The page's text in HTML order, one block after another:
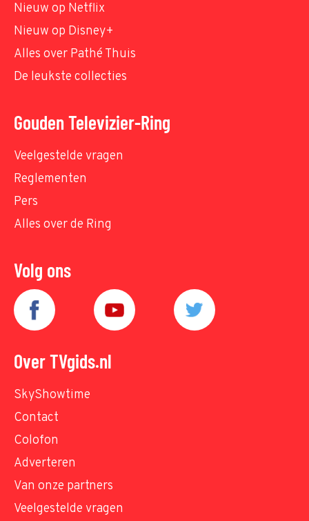
Nieuw op Netflix
Nieuw op Disney+
Alles over Pathé Thuis
De leukste collecties
Gouden Televizier-Ring
Veelgestelde vragen
Reglementen
Pers
Alles over de Ring
Volg ons
Over TVgids.nl
SkyShowtime
Contact
Colofon
Adverteren
Van onze partners
Veelgestelde vragen